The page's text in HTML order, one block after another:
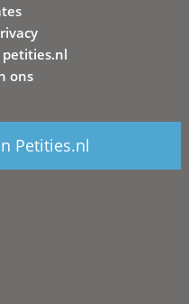
petities.nl
ons
Petities.nl